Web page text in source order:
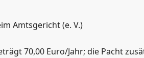
Amtsgericht (e. V.)
70,00 Euro/Jahr; die Pacht